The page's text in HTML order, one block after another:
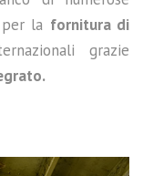
la fornitura di
grazie